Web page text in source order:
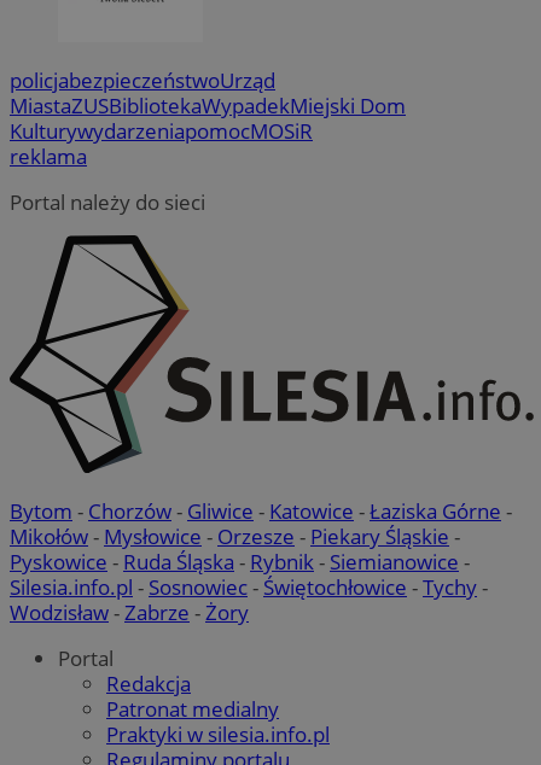
policjabezpieczeństwoUrząd
MiastaZUSBibliotekaWypadekMiejski Dom
KulturywydarzeniapomocMOSiR
reklama
Portal należy do sieci
Bytom - Chorzów- Gliwice - Katowice -Łaziska Górne -
Mikołów- Mysłowice - Orzesze - Piekary Śląskie -
Pyskowice - Ruda Śląska - Rybnik- Siemianowice -
Silesia.info.pl - Sosnowiec- Świętochłowice -Tychy-
Wodzisław-Zabrze -Żory
Portal
Redakcja
Patronat medialny
Praktyki w silesia.info.pl